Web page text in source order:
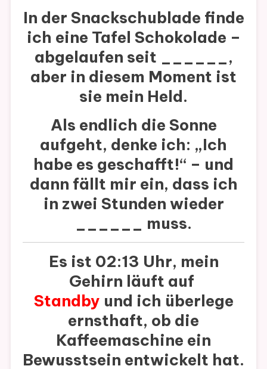
In der Snackschublade finde
ich eine Tafel Schokolade –
abgelaufen seit ______,
aber in diesem Moment ist
sie mein Held.
Als endlich die Sonne
aufgeht, denke ich: „Ich
habe es geschafft!“ – und
dann fällt mir ein, dass ich
in zwei Stunden wieder
______ muss.
Es ist 02:13 Uhr, mein
Gehirn läuft auf
Standby und ich überlege
ernsthaft, ob die
Kaffeemaschine ein
Bewusstsein entwickelt hat.